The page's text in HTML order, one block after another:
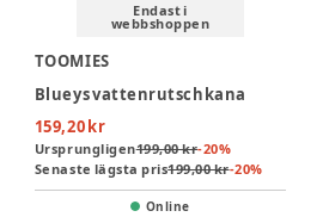
Endast i
webbshoppen
TOOMIES
Blueys vattenrutschkana
159,20 kr
Ursprungligen199,00 kr-20%
Senaste lägsta pris199,00 kr-20%
Online